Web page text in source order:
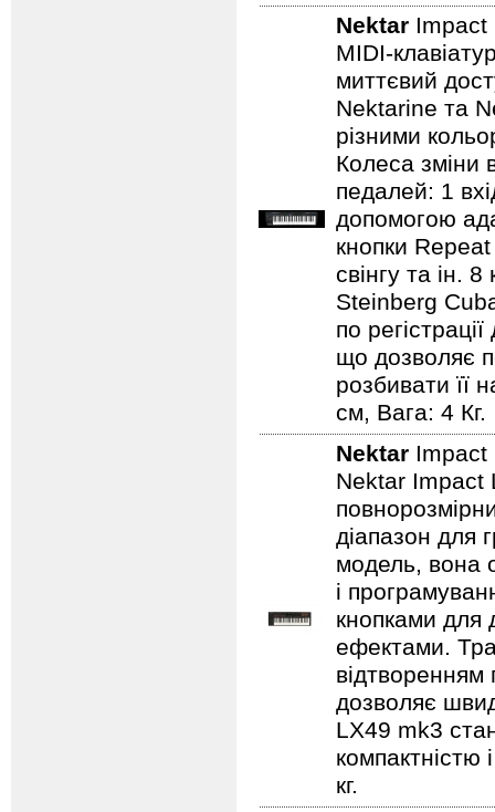
Nektar
MIDI-
миттєвий
Nektarine та
різними
Колеса зміни
педалей: 1
допомогою
кнопки
свінгу та ін.
Steinberg
по
що дозволяє
розбивати її
см, Вага: 4 Кг.
Nektar
Nektar Impact
діапазон для
модель, вона
і
кнопками для
ефектами.
відтворенням
дозволяє
LX49 mk3
кг.